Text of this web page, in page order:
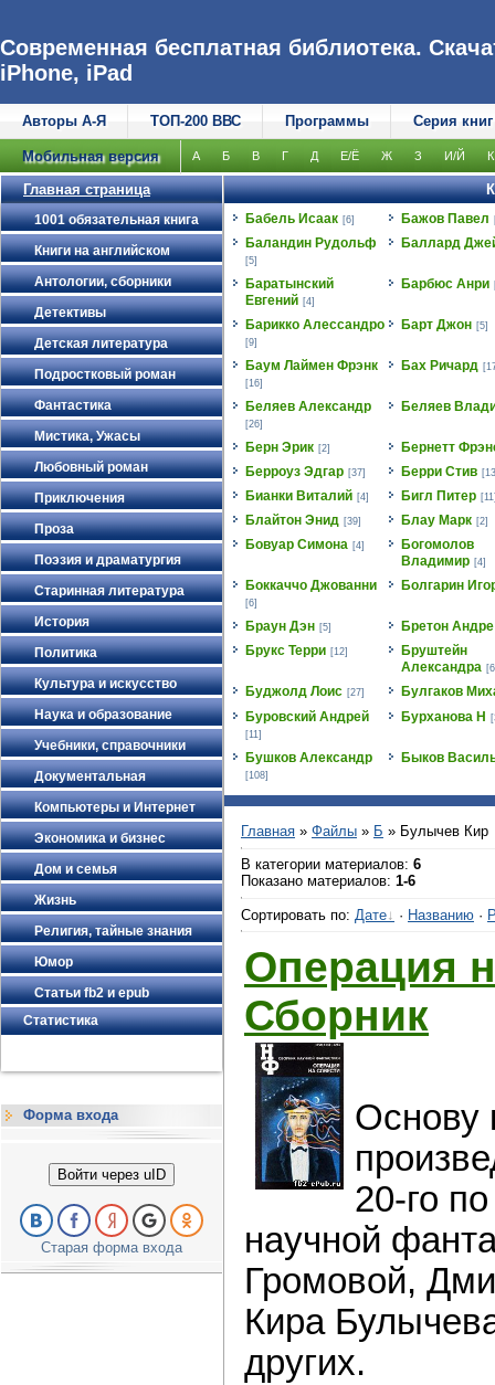
Современная бесплатная библиотека.
iPhone, iPad
Авторы А-Я ТОП-200 ВВС Программы Серия книг
Мобильная версия А Б В Г Д Е/Ё Ж З И/Й К
Главная страница
1001 обязательная книга
Книги на английском
Антологии, сборники
Детективы
Детская литература
Подростковый роман
Фантастика
Мистика, Ужасы
Любовный роман
Приключения
Проза
Поэзия и драматургия
Старинная литература
История
Политика
Культура и искусство
Наука и образование
Учебники, справочники
Документальная
Компьютеры и Интернет
Экономика и бизнес
Дом и семья
Жизнь
Религия, тайные знания
Юмор
Статьи fb2 и epub
Статистика
Форма входа
Войти через uID
Старая форма входа
Бабель Исаак [6] Бажов Павел
Баландин Рудольф
[5]
Баллард
Баратынский
Евгений [4]
Барбюс Анри
Барикко Алессандро
[9]
Барт Джон [5]
Баум Лаймен Фрэнк
[16]
Бах Ричард
Беляев Александр
[26]
Беляев
Берн Эрик [2]
Бернетт
Берроуз Эдгар [37] Берри Стив
Бианки Виталий [4] Бигл Питер
Блайтон Энид [39] Блау Марк [2]
Бовуар Симона [4]
Богомолов
Владимир [4]
Боккаччо Джованни
[6]
Болгарин
Браун Дэн [5]
Бретон Андре
Брукс Терри [12]
Бруштейн
Александра
Буджолд Лоис [27]
Булгаков
Буровский Андрей
[11]
Бурханова Н
Бушков Александр
[108]
Быков
Главная » Файлы » Б » Булычев Кир
В категории материалов: 6
Показано материалов: 1-6
Сортировать по: Дате · Названию ·
Операция
Сборник
Основу
20-го
научной
Громовой,
Кира
других.